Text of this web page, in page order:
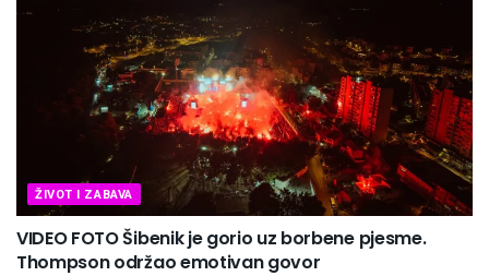
ŽIVOT I ZABAVA
VIDEO FOTO Šibenik je gorio uz borbene pjesme.
Thompson održao emotivan govor